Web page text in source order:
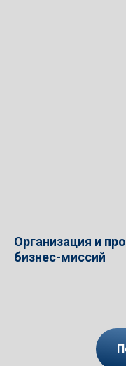
Организация и
бизнес-миссий